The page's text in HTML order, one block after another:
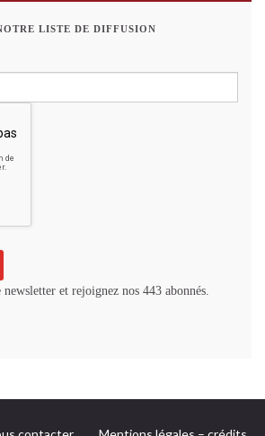
LISTE DE DIFFUSION
et rejoignez nos 443 abonnés.